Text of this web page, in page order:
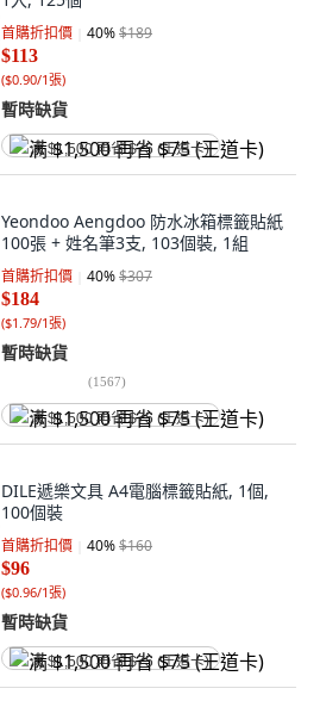
首購折扣價 40%$189
$113
($0.90/1張)
暫時缺貨
满 $1,500 再省 $75 (王道卡)
Yeondoo Aengdoo 防水冰箱標籤貼紙
100張 + 姓名筆3支, 103個裝, 1組
首購折扣價 40%$307
$184
($1.79/1張)
暫時缺貨
(1567)
满 $1,500 再省 $75 (王道卡)
DILE遞樂文具 A4電腦標籤貼紙, 1個,
100個裝
首購折扣價 40%$160
$96
($0.96/1張)
暫時缺貨
满 $1,500 再省 $75 (王道卡)